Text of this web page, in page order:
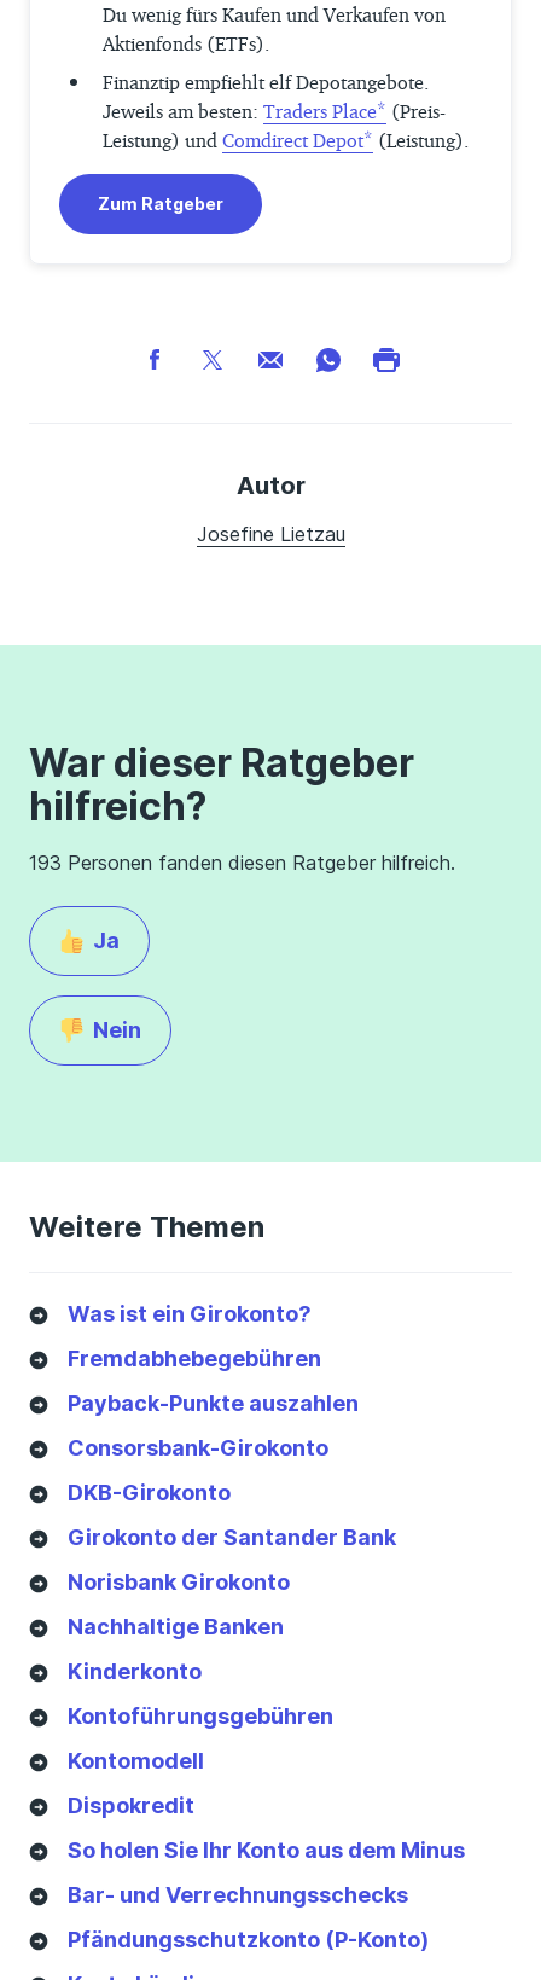
Du wenig fürs Kaufen und Verkaufen von
Aktienfonds (ETFs).
Finanztip empfiehlt elf Depotangebote.
Jeweils am besten: Traders Place
(Preis-
Leistung) und Comdirect Depot (Leistung).
Zum Ratgeber
Autor
Josefine Lietzau
War dieser Ratgeber
hilfreich?
193 Personen fanden diesen Ratgeber hilfreich.
Ja
Nein
Weitere Themen
Was ist ein Girokonto?
Fremdabhebegebühren
Payback-Punkte auszahlen
Consorsbank-Girokonto
DKB-Girokonto
Girokonto der Santander Bank
Norisbank Girokonto
Nachhaltige Banken
Kinderkonto
Kontoführungsgebühren
Kontomodell
Dispokredit
So holen Sie Ihr Konto aus dem Minus
Bar- und Verrechnungsschecks
Pfändungsschutzkonto (P-Konto)